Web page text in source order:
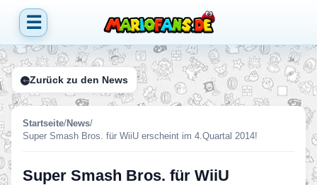
☰
Zurück zu den News
Startseite/News/
Super Smash Bros. für WiiU erscheint im 4.Quartal 2014!
Super Smash Bros. für WiiU